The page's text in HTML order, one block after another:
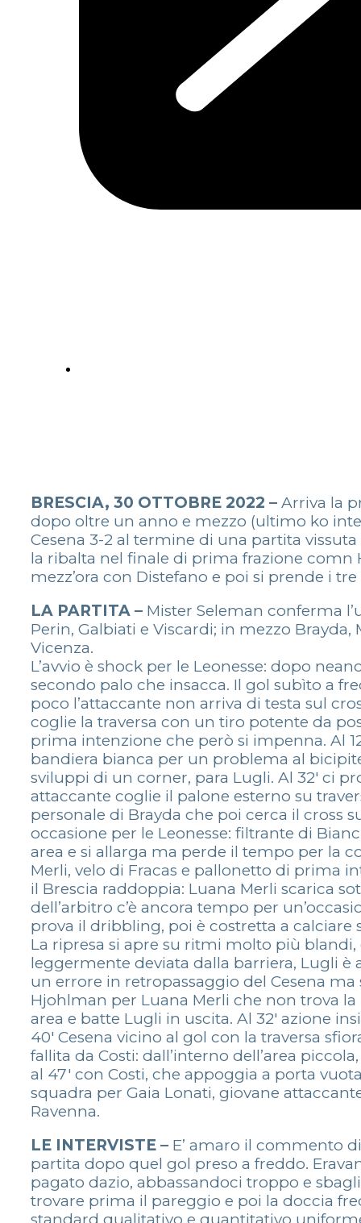
BRESCIA, 30 OTTOBRE 2022 – Arriva la
dopo oltre un anno e mezzo (ultimo ko
Cesena 3-2 al termine di una partita
la ribalta nel finale di prima frazione comn
mezz’ora con Distefano e poi si prende i
LA PARTITA – Mister Seleman conferma
Perin, Galbiati e Viscardi; in mezzo
Vicenza.
L’avvio è shock per le Leonesse: dopo
secondo palo che insacca. Il gol subìto a
poco l’attaccante non arriva di testa sul
coglie la traversa con un tiro potente da
prima intenzione che però si impenna. Al
bandiera bianca per un problema al
sviluppi di un corner, para Lugli. Al 32′ ci
attaccante coglie il palone esterno su
personale di Brayda che poi cerca il cross
occasione per le Leonesse: filtrante di
area e si allarga ma perde il tempo per la
Merli, velo di Fracas e pallonetto di prima
il Brescia raddoppia: Luana Merli scarica
dell’arbitro c’è ancora tempo per
prova il dribbling, poi è costretta a
La ripresa si apre su ritmi molto più blandi,
leggermente deviata dalla barriera, Lugli è
un errore in retropassaggio del Cesena
Hjohlman per Luana Merli che non trova la
area e batte Lugli in uscita. Al 32′ azione
40′ Cesena vicino al gol con la traversa
fallita da Costi: dall’interno dell’area
al 47′ con Costi, che appoggia a porta
squadra per Gaia Lonati, giovane
Ravenna.
LE INTERVISTE – E’ amaro il commento
partita dopo quel gol preso a freddo.
pagato dazio, abbassandoci troppo e
trovare prima il pareggio e poi la doccia